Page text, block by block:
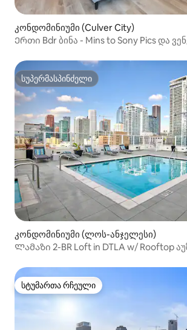
კონდომინიუმი (Culver City)
Ერთი Bdr ბინა - Mins to Sony Pics და
სუპერმასპინძელი
სუპერმასპინძელი
კონდომინიუმი (ლოს-ანჯელესი)
Ლამაზი 2-BR Loft in DTLA w/ Rooftop
სტუმართა რჩეული
სტუმართა რჩეული